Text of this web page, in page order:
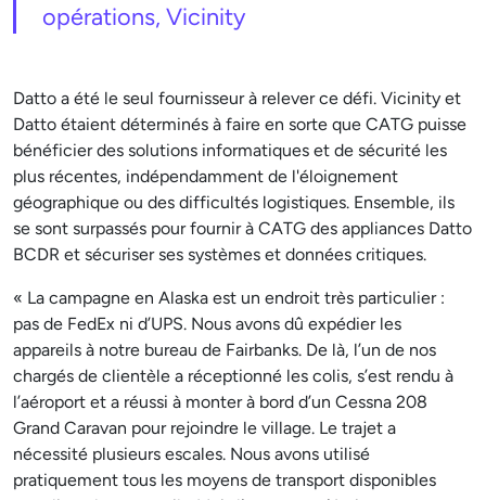
opérations, Vicinity
Datto a été le seul fournisseur à relever ce défi. Vicinity et
Datto étaient déterminés à faire en sorte que CATG puisse
bénéficier des solutions informatiques et de sécurité les
plus récentes, indépendamment de l'éloignement
géographique ou des difficultés logistiques. Ensemble, ils
se sont surpassés pour fournir à CATG des appliances Datto
BCDR et sécuriser ses systèmes et données critiques.
« La campagne en Alaska est un endroit très particulier :
pas de FedEx ni d’UPS. Nous avons dû expédier les
appareils à notre bureau de Fairbanks. De là, l’un de nos
chargés de clientèle a réceptionné les colis, s’est rendu à
l’aéroport et a réussi à monter à bord d’un Cessna 208
Grand Caravan pour rejoindre le village. Le trajet a
nécessité plusieurs escales. Nous avons utilisé
pratiquement tous les moyens de transport disponibles